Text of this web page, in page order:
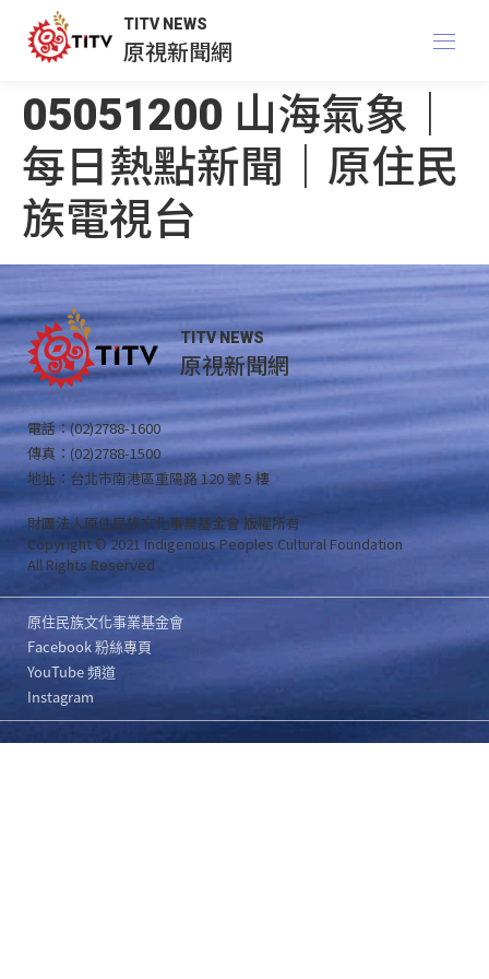
TITV NEWS
原視新聞網
05051200 山海氣象｜
每日熱點新聞｜原住民
族電視台
TITV NEWS
原視新聞網
電話：(02)2788-1600
傳真：(02)2788-1500
地址：台北市南港區重陽路 120 號 5 樓
財團法人原住民族文化事業基金會 版權所有
Copyright © 2021 Indigenous Peoples Cultural Foundation
All Rights Reserved .
原住民族文化事業基金會
Facebook 粉絲專頁
YouTube 頻道
Instagram